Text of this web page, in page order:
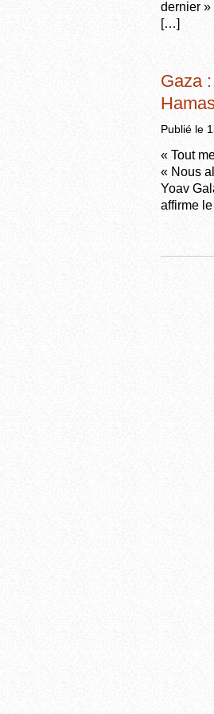
dernier »
[…]
Gaza
Publié le
« Tout
« Nous
Yoav
affirme